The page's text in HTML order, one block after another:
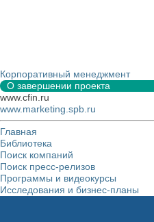
Корпоративный менеджмент
О завершении проекта
www.cfin.ru
www.marketing.spb.ru
Главная
Библиотека
Поиск компаний
Поиск пресс-релизов
Программы и видеокурсы
Исследования и бизнес-планы